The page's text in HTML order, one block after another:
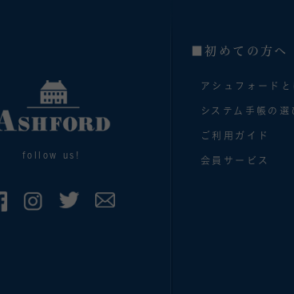
follow us!
■初めての方へ
アシュフォードと
システム手帳の選
ご利用ガイド
会員サービス